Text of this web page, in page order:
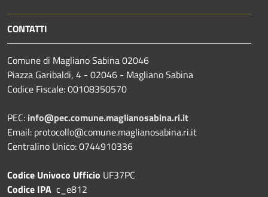
CONTATTI
Comune di Magliano Sabina 02046
Piazza Garibaldi, 4 - 02046 - Magliano Sabina
Codice Fiscale: 00108350570
PEC: info@pec.comune.maglianosabina.ri.it
Email: protocollo@comune.maglianosabina.ri.it
Centralino Unico: 0744910336
Codice Univoco Ufficio UF37PC
Codice IPA c_e812